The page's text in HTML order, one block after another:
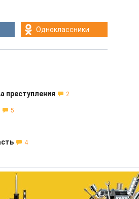
Одноклассники
преступления 2
5
4